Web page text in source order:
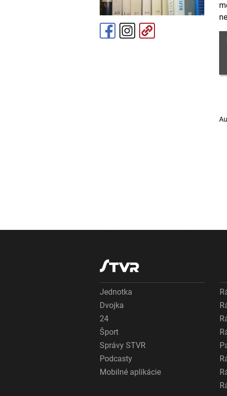
Jednotka
Dvojka
24
Šport
Správy STVR
Podcasty
Mobilné aplikácie